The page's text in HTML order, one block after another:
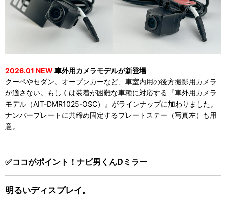
2026.01 NEW 車外用カメラモデルが新登場
クーペやセダン。オープンカーなど、車室内用の後方撮影用カメラ
が適さない。もしくは装着が困難な車種に対応する『車外用カメラ
モデル（AIT-DMR1025-OSC）』がラインナップに加わりました。
ナンバープレートに共締め固定するプレートステー（写真左）も用
意。
✅ココがポイント！ナビ男くんDミラー
明るいディスプレイ。